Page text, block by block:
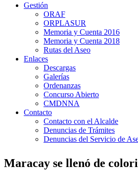
Gestión
ORAF
ORPLASUR
Memoria y Cuenta 2016
Memoria y Cuenta 2018
Rutas del Aseo
Enlaces
Descargas
Galerías
Ordenanzas
Concurso Abierto
CMDNNA
Contacto
Contacto con el Alcalde
Denuncias de Trámites
Denuncias del Servicio de
Maracay se llenó de